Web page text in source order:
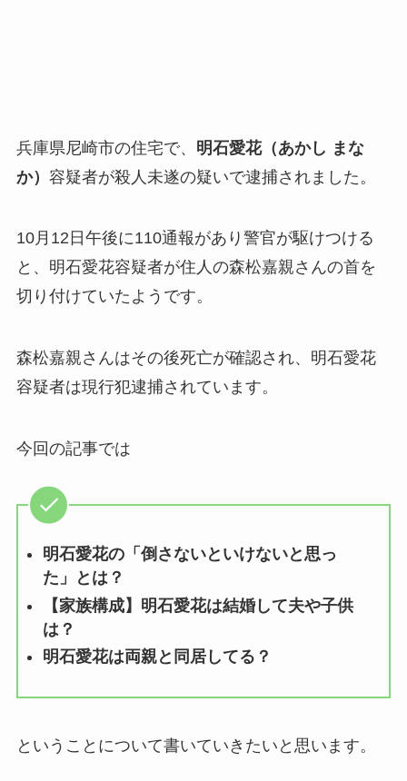
兵庫県尼崎市の住宅で、 明石愛花（あかし まな
か） 容疑者が殺人未遂の疑いで逮捕されました。
10月12日午後に110通報があり警官が駆けつける
と、明石愛花容疑者が住人の森松嘉親さんの首を
切り付けていたようです。
森松嘉親さんはその後死亡が確認され、明石愛花
容疑者は現行犯逮捕されています。
今回の記事では
明石愛花の「倒さないといけないと思っ
た」とは？
【家族構成】明石愛花は結婚して夫や子供
は？
明石愛花は両親と同居してる？
ということについて書いていきたいと思います。